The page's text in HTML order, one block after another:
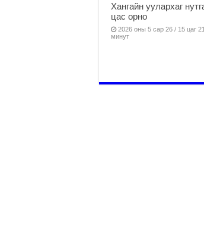
Хангайн уулархаг
цас орно
2026 оны 5 сар 26 / 15 цаг 21
минут